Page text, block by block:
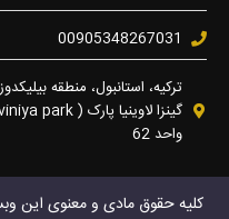
00905348267031
ترکیه، استانبول، منطقه
واحد 62
کلیه حقوق مادی و معنوی این